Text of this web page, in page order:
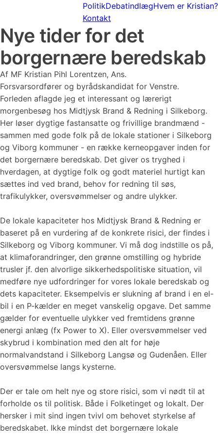
PolitikDebatindlægHvem er Kristian?
Kontakt
Nye tider for det
borgernære beredskab
Af MF Kristian Pihl Lorentzen, Ans.
Forsvarsordfører og byrådskandidat for Venstre.
Forleden aflagde jeg et interessant og lærerigt
morgenbesøg hos Midtjysk Brand & Redning i Silkeborg.
Her løser dygtige fastansatte og frivillige brandmænd -
sammen med gode folk på de lokale stationer i Silkeborg
og Viborg kommuner - en række kerneopgaver inden for
det borgernære beredskab. Det giver os tryghed i
hverdagen, at dygtige folk og godt materiel hurtigt kan
sættes ind ved brand, behov for redning til søs,
trafikulykker, oversvømmelser og andre ulykker.
De lokale kapaciteter hos Midtjysk Brand & Redning er
baseret på en vurdering af de konkrete risici, der findes i
Silkeborg og Viborg kommuner. Vi må dog indstille os på,
at klimaforandringer, den grønne omstilling og hybride
trusler jf. den alvorlige sikkerhedspolitiske situation, vil
medføre nye udfordringer for vores lokale beredskab og
dets kapaciteter. Eksempelvis er slukning af brand i en el-
bil i en P-kælder en meget vanskelig opgave. Det samme
gælder for eventuelle ulykker ved fremtidens grønne
energi anlæg (fx Power to X). Eller oversvømmelser ved
skybrud i kombination med den alt for høje
normalvandstand i Silkeborg Langsø og Gudenåen. Eller
oversvømmelse langs kysterne.
Der er tale om helt nye og store risici, som vi nødt til at
forholde os til politisk. Både i Folketinget og lokalt. Der
hersker i mit sind ingen tvivl om behovet styrkelse af
beredskabet. Ikke mindst det borgernære lokale